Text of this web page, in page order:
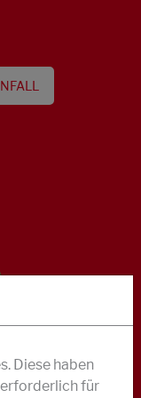
Diese haben
erforderlich für